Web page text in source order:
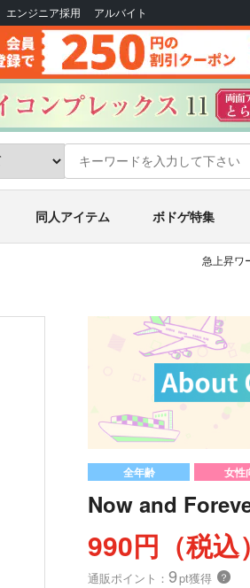
エンジニア採用 アルバイト
同人アイテム ボドゲ特集
急上昇ワ
全年齢 女性
Now and
990円（税込）
通販ポイント： 9pt獲得 ？